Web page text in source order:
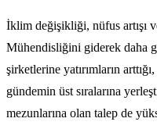
İklim değişikliği, nüfus artışı
Mühendisliğini giderek daha
şirketlerine yatırımların
gündemin üst sıralarına
mezunlarına olan talep de